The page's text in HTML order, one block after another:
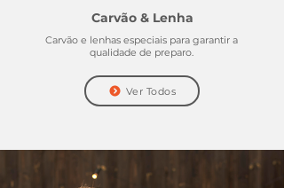
Carvão & Lenha
Carvão e lenhas especiais para garantir a
qualidade de preparo.
Ver Todos